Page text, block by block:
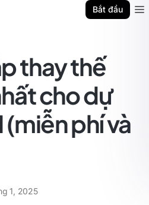
Bắt đầu
thay thế
cho dự
(miễn phí và
1, 2025